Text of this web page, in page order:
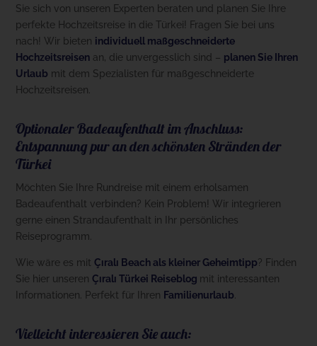
Sie sich von unseren Experten beraten und planen Sie Ihre
perfekte Hochzeitsreise in die Türkei! Fragen Sie bei uns
nach! Wir bieten individuell maßgeschneiderte
Hochzeitsreisen an, die unvergesslich sind – planen Sie Ihren
Urlaub mit dem Spezialisten für maßgeschneiderte
Hochzeitsreisen.
Optionaler Badeaufenthalt im Anschluss:
Entspannung pur an den schönsten Stränden der
Türkei
Möchten Sie Ihre Rundreise mit einem erholsamen
Badeaufenthalt verbinden? Kein Problem! Wir integrieren
gerne einen Strandaufenthalt in Ihr persönliches
Reiseprogramm.
Wie wäre es mitÇıralı Beach als kleiner Geheimtipp? Finden
Sie hier unserenÇıralı Türkei Reiseblog mit interessanten
Informationen. Perfekt für Ihren Familienurlaub
Vielleicht interessieren Sie auch: